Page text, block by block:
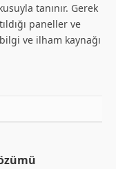
tanınır. Gerek
paneller ve
ve ilham kaynağı